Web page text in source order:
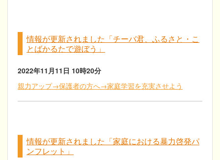
情報が更新されました「チーバ君、ふるさと・こ
とばかるたで遊ぼう」
2022年11月11日 10時20分
親力アップ→保護者の方へ→家庭学習を充実させよう
情報が更新されました「家庭における暴力啓発パ
ンフレット」